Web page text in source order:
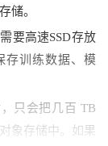
储。
需要高速SSD存放
存训练数据、模
只会把几百 TB
象存储中。如果